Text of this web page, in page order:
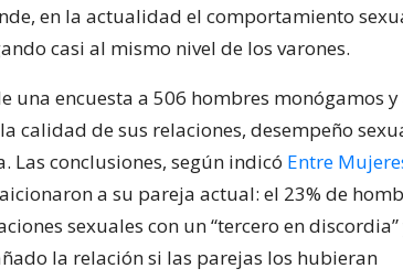
en la actualidad el comportamiento
casi al mismo nivel de los varones.
una encuesta a 506 hombres monógamos y
calidad de sus relaciones, desempeño
conclusiones, según indicó Entre
a su pareja actual: el 23% de
sexuales con un “tercero en discordia”
la relación si las parejas los hubieran